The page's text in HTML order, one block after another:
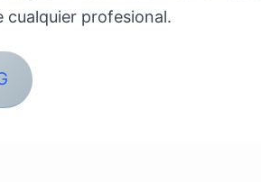
cualquier profesional.